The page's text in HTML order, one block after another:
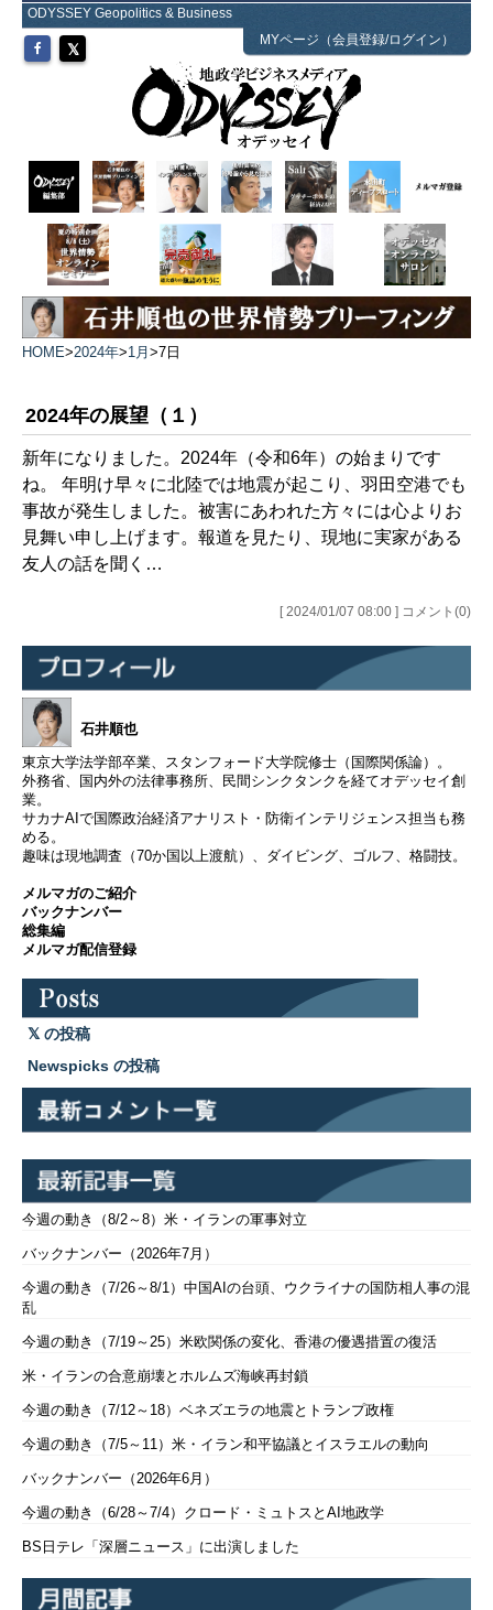
ODYSSEY Geopolitics & Business
MYページ（会員登録/ログイン）
HOME>2024年>1月 > 7日
2024年の展望（１）
新年になりました。2024年（令和6年）の始まりです
ね。 年明け早々に北陸では地震が起こり、羽田空港でも
事故が発生しました。被害にあわれた方々には心よりお
見舞い申し上げます。報道を見たり、現地に実家がある
友人の話を聞く…
[ 2024/01/07 08:00 ] コメント(0)
石井順也
東京大学法学部卒業、スタンフォード大学院修士（国際関係論）。
外務省、国内外の法律事務所、民間シンクタンクを経てオデッセイ創
業。
サカナAIで国際政治経済アナリスト・防衛インテリジェンス担当も務
める。
趣味は現地調査（70か国以上渡航）、ダイビング、ゴルフ、格闘技。
メルマガのご紹介
バックナンバー
総集編
メルマガ配信登録
の投稿
Newspicks の投稿
今週の動き（8/2～8）米・イランの軍事対立
バックナンバー（2026年7月）
今週の動き（7/26～8/1）中国AIの台頭、ウクライナの国防相人事の混
乱
今週の動き（7/19～25）米欧関係の変化、香港の優遇措置の復活
米・イランの合意崩壊とホルムズ海峡再封鎖
今週の動き（7/12～18）ベネズエラの地震とトランプ政権
今週の動き（7/5～11）米・イラン和平協議とイスラエルの動向
バックナンバー（2026年6月）
今週の動き（6/28～7/4）クロード・ミュトスとAI地政学
BS日テレ「深層ニュース」に出演しました